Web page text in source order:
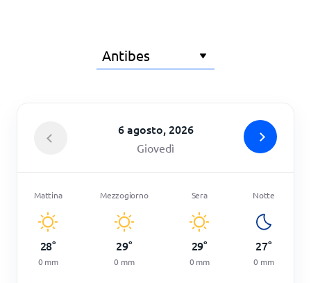
6 agosto, 2026
Giovedì
Mattina
28°
0 mm
Mezzogiorno
29°
0 mm
Sera
29°
0 mm
Notte
27°
0 mm